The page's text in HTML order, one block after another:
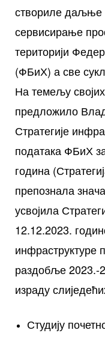
створиле даљње
сервисирање
територији
(ФБиХ) а све
На темељу
предложило
Стратегије
података ФБиХ
година
препознала
усвојила
12.12.2023.
инфраструктуре
раздобље 2023.-
израду
Студију